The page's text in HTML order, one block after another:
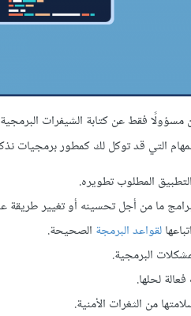
فقط عن كتابة الشيفرات
التي قد توكل لك كمطور برمجيات
المطلوب تطويره.
ما من أجل تحسينه أو تغيير طريقة
لقواعد البرمجة الصحيحة.
البرمجية.
لحلها.
من الثغرات الأمنية.